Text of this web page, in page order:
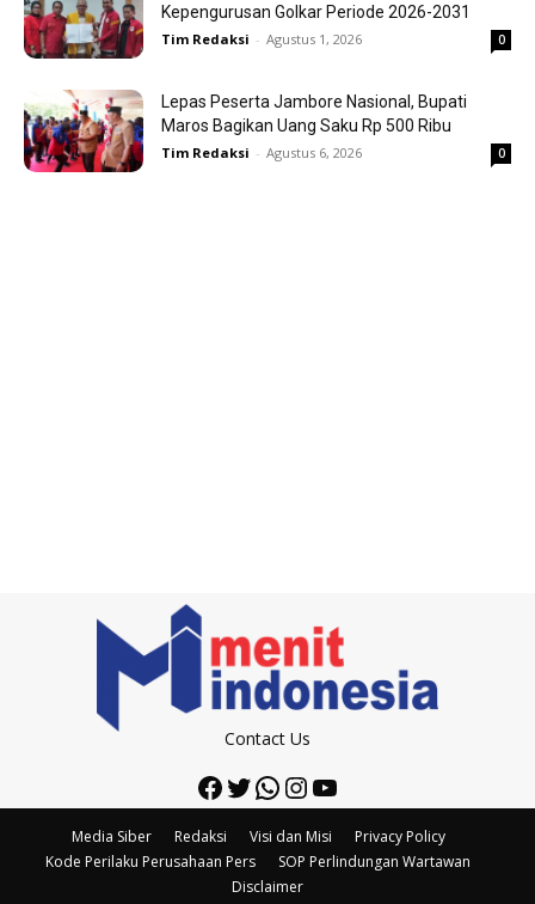
Kepengurusan Golkar Periode 2026-2031
Tim Redaksi - Agustus 1, 2026 0
Lepas Peserta Jambore Nasional, Bupati
Maros Bagikan Uang Saku Rp 500 Ribu
Tim Redaksi - Agustus 6, 2026 0
Contact Us
Facebook
Twitter
WhatsApp
Instagram
YouTube
Media Siber Redaksi Visi dan Misi
Privacy Policy
Kode Perilaku Perusahaan Pers
SOP Perlindungan Wartawan
Disclaimer